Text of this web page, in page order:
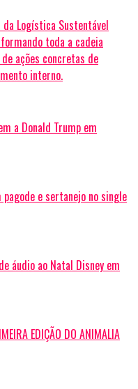
Logística Sustentável
toda a cadeia
ações concretas de
interno.
a Donald Trump em
pagode e sertanejo no single
áudio ao Natal Disney em
EDIÇÃO DO ANIMALIA